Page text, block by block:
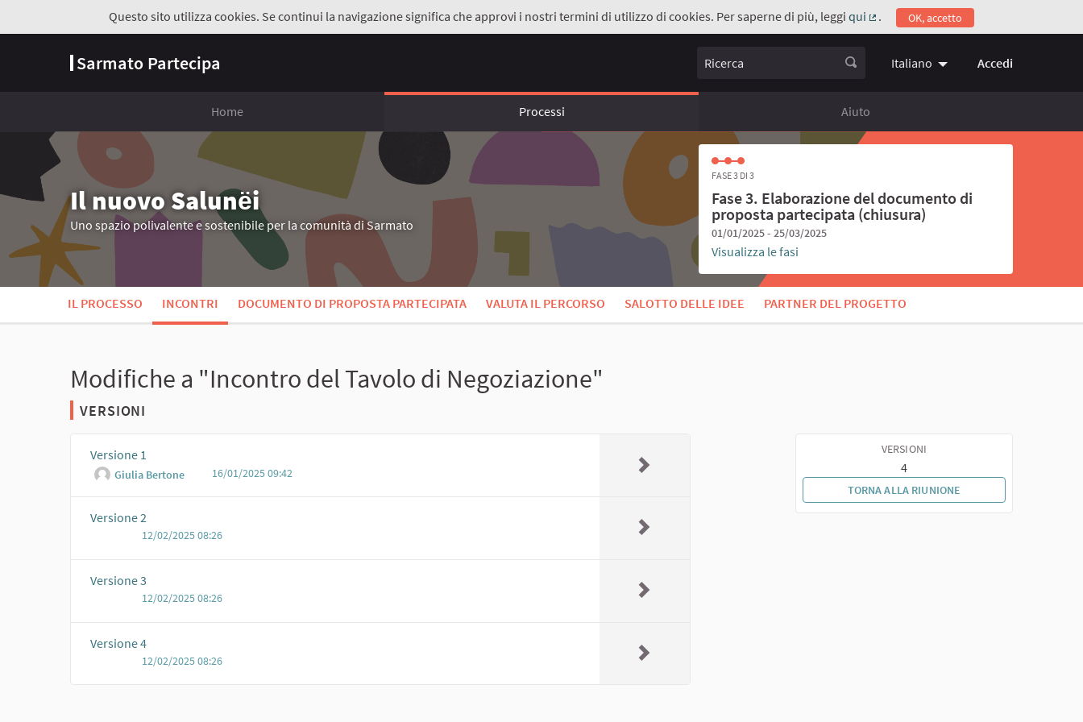
Questo sito utilizza cookies. Se continui la navigazione significa che approvi i nostri termini di utilizzo di cookies. Per saperne di più, leggi qui
(Collegamento esterno)
. OK, accetto
Sarmato Partecipa Ricerca Italiano Choose language
Accedi
Home Processi Aiuto
Il nuovo Salunёi
Uno spazio polivalente e sostenibile per la comunità di Sarmato
FASE 3 DI 3
Fase 3. Elaborazione del documento di
proposta partecipata (chiusura)
01/01/2025 - 25/03/2025
Visualizza le fasi
IL PROCESSO INCONTRI DOCUMENTO DI PROPOSTA PARTECIPATA VALUTA IL PERCORSO SALOTTO DELLE IDEE PARTNER DEL PROGETTO
Modifiche a "Incontro del Tavolo di Negoziazione"
VERSIONI
Versione 1
Giulia Bertone 16/01/2025 09:42
Versione 2
12/02/2025 08:26
Versione 3
12/02/2025 08:26
Versione 4
12/02/2025 08:26
VERSIONI
4
TORNA ALLA RIUNIONE